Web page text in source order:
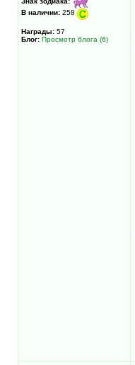
В наличии: 258
Награды: 57
Блог: Просмотр блога (6)